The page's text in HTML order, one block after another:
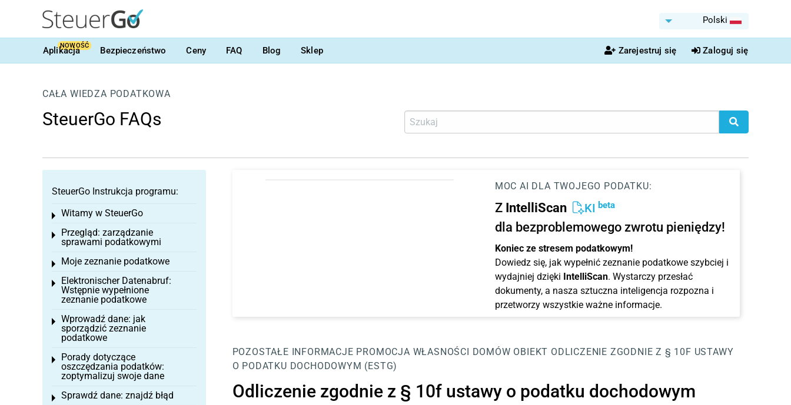
Polski
Aplikacja
NOWOŚĆ Bezpieczeństwo Ceny FAQ Blog Sklep Zarejestruj się Zaloguj się
CAŁA WIEDZA PODATKOWA
SteuerGo FAQs
MOC AI DLA TWOJEGO PODATKU:
Z IntelliScan KI beta
dla bezproblemowego zwrotu pieniędzy!
Koniec ze stresem podatkowym!
Dowiedz się, jak wypełnić zeznanie podatkowe szybciej i
wydajniej dzięki IntelliScan. Wystarczy przesłać
dokumenty, a nasza sztuczna inteligencja rozpozna i
przetworzy wszystkie ważne informacje.
POZOSTAŁE INFORMACJE PROMOCJA WŁASNOŚCI DOMÓW OBIEKT ODLICZENIE ZGODNIE Z § 10F USTAWY
O PODATKU DOCHODOWYM (ESTG)
Odliczenie zgodnie z § 10f ustawy o podatku dochodowym
SteuerGo Instrukcja programu:
Witamy w SteuerGo
Toggle menu
Przegląd: zarządzanie
sprawami podatkowymi
Toggle menu
Moje zeznanie podatkowe
Toggle menu
Elektronischer Datenabruf:
Wstępnie wypełnione
zeznanie podatkowe
Toggle menu
Wprowadź dane: jak
sporządzić zeznanie
podatkowe
Toggle menu
Porady dotyczące
oszczędzania podatków:
zoptymalizuj swoje dane
Toggle menu
Sprawdź dane: znajdź błąd
Toggle menu